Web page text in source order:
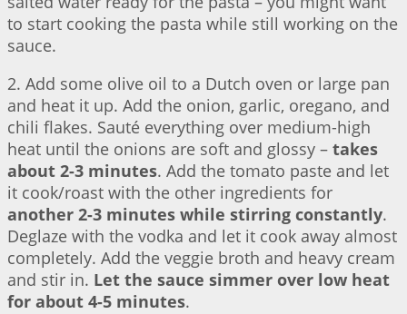
to start cooking the pasta while still working on the
sauce.
2. Add some olive oil to a Dutch oven or large pan
and heat it up. Add the onion, garlic, oregano, and
chili flakes. Sauté everything over medium-high
heat until the onions are soft and glossy – takes
about 2-3 minutes. Add the tomato paste and let
it cook/roast with the other ingredients for
another 2-3 minutes while stirring constantly.
Deglaze with the vodka and let it cook away almost
completely. Add the veggie broth and heavy cream
and stir in. Let the sauce simmer over low heat
for about 4-5 minutes.